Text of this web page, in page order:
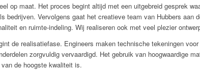
op maat. Het proces begint altijd met een uitgebreid gesprek
bedrijven. Vervolgens gaat het creatieve team van Hubbers aan
en ruimte-indeling. Wij realiseren ook met veel plezier
de realisatiefase. Engineers maken technische tekeningen
zorgvuldig vervaardigd. Het gebruik van hoogwaardige
de hoogste kwaliteit is.